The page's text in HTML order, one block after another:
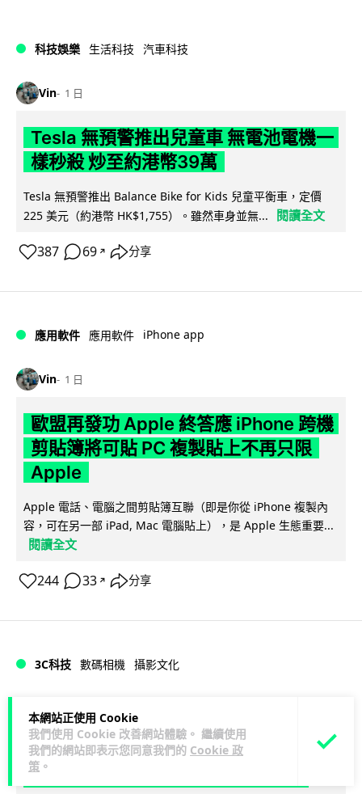
本網站正使用 Cookie
我們使用 Cookie 改善網站體驗。 繼續使用
我們的網站即表示您同意我們的 Cookie 政
策 。
科技娛樂 生活科技 汽車科技
Vin 1 日
Tesla 無預警推出兒童車 無電池電機一
樣秒殺 炒至約港幣39萬
Tesla 無預警推出 Balance Bike for Kids 兒童平衡車，定價
225 美元（約港幣 HK$1,755）。雖然車身並無...
閱讀全文
387 69 ↗ 分享
應用軟件 應用軟件 iPhone app
Vin 1 日
歐盟再發功 Apple 終答應 iPhone 跨機
剪貼簿將可貼 PC 複製貼上不再只限
Apple
Apple 電話、電腦之間剪貼簿互聯（即是你從 iPhone 複製內
容，可在另一部 iPad, Mac 電腦貼上），是 Apple 生態重要...
閱讀全文
244 33 ↗ 分享
3C科技 數碼相機 攝影文化
Vin 1 日
Sony 授權鏡頭名單公佈 中國廠平價鏡
頭全數缺席 Nikon 已告唯卓仕侵權